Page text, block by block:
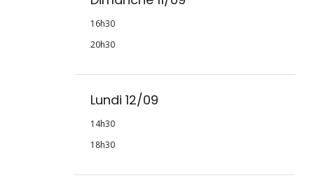
16h30
20h30
Lundi 12/09
14h30
18h30